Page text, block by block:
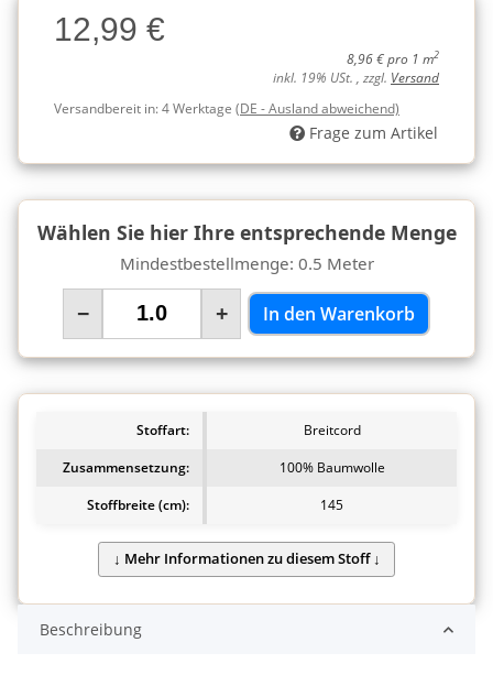
Charge12,99 €
8,96 € pro 1 m2
inkl. 19% USt. , zzgl. Versand
Versandbereit in:4 Werktage (DE - Ausland abweichend)
Frage zum Artikel
Wählen Sie hier Ihre entsprechende Menge
Mindestbestellmenge: 0.5 Meter
− + In den Warenkorb
Stoffart:
Breitcord
Zusammensetzung:
100% Baumwolle
Stoffbreite (cm):
145
Beschreibung